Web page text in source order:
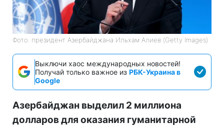
Фото: президент Азербайджана Ильхам Алиев (Getty Images)
Выключи хаос международных новостей!
Получай только важное из РБК-Украина в
Google
Азербайджан выделил 2 миллиона
долларов для оказания гуманитарной